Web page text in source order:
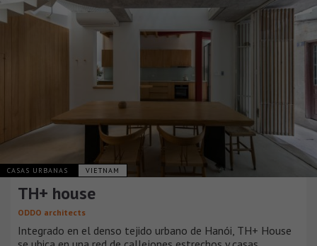
CASAS URBANAS VIETNAM
TH+ house
ODDO architects
Integrado en el denso tejido urbano de Hanói, TH+ House